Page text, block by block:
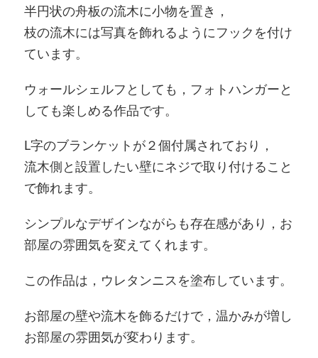
半円状の舟板の流木に小物を置き，
枝の流木には写真を飾れるようにフックを付け
ています。
ウォールシェルフとしても，フォトハンガーと
しても楽しめる作品です。
L字のブランケットが２個付属されており，
流木側と設置したい壁にネジで取り付けること
で飾れます。
シンプルなデザインながらも存在感があり，お
部屋の雰囲気を変えてくれます。
この作品は，ウレタンニスを塗布しています。
お部屋の壁や流木を飾るだけで，温かみが増し
お部屋の雰囲気が変わります。